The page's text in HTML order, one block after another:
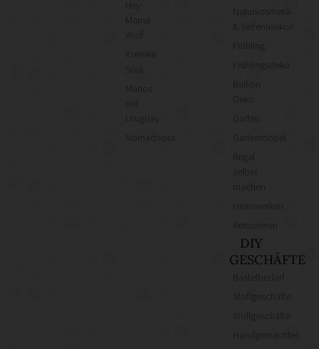
Mama
Kremke
Manos
Uruguay
Nomadnoss
Naturkosmetik-
& Seifenlexikon
Frühling
Frühlingsdeko
Balkon
Deko
Garten
Gartenmöbel
Regal
Heimwerken
DIY
GESCHÄFTE
Bastelbedarf
Stoffgeschäfte
Wollgeschäfte
Handgemachtes